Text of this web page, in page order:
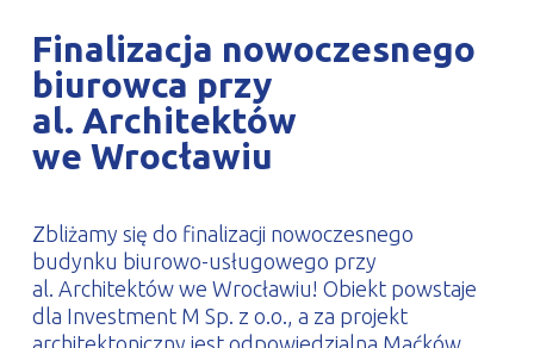
DE
Finalizacja nowoczesnego
biurowca przy
al. Architektów
we Wrocławiu
Zbliżamy się do finalizacji nowoczesnego
budynku biurowo-usługowego przy
al. Architektów we Wrocławiu! Obiekt powstaje
dla Investment M Sp. z o.o., a za projekt
architektoniczny jest odpowiedzialna Maćków